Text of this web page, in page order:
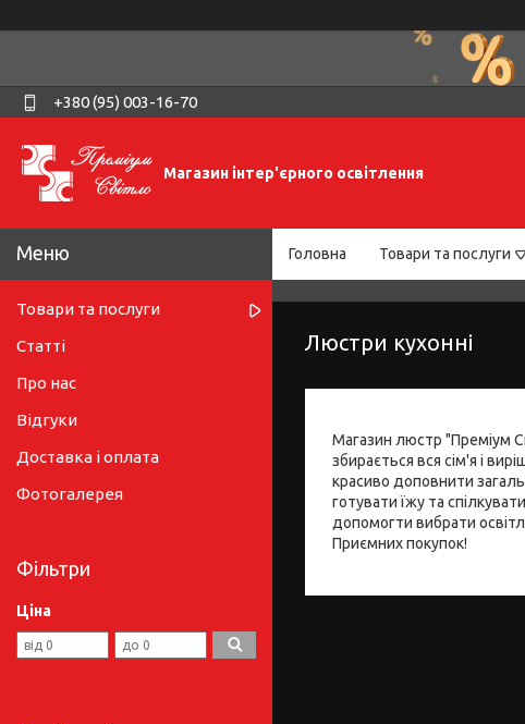
+380 (95) 003-16-70
Магазин інтер'єрного освітлення
Головна Товари та послуги
Люстри кухонні
Магазин люстр "Преміум
збирається вся сім'я і
красиво доповнити
готувати їжу та
допомогти вибрати
Приємних покупок!
Товари та послуги
Статті
Про нас
Відгуки
Доставка і оплата
Фотогалерея
Фільтри
Ціна